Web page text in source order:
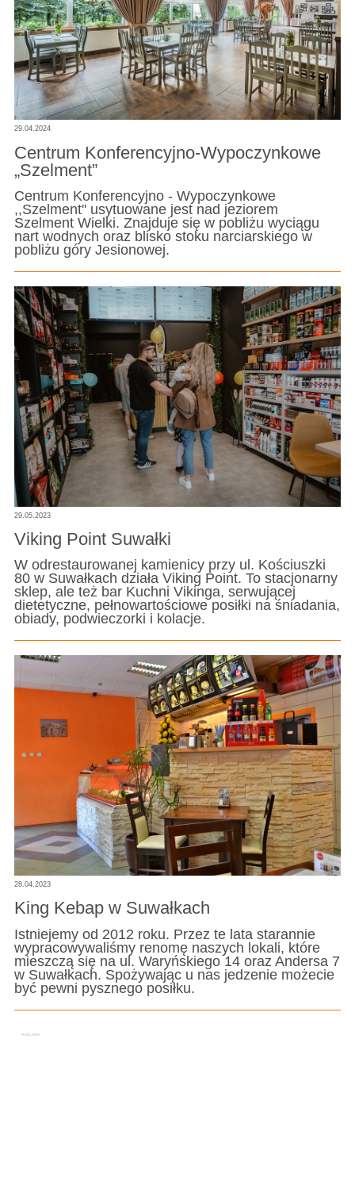
29.04.2024
Centrum Konferencyjno-Wypoczynkowe
„Szelment”
Centrum Konferencyjno - Wypoczynkowe
,,Szelment'' usytuowane jest nad jeziorem
Szelment Wielki. Znajduje się w pobliżu wyciągu
nart wodnych oraz blisko stoku narciarskiego w
pobliżu góry Jesionowej.
29.05.2023
Viking Point Suwałki
W odrestaurowanej kamienicy przy ul. Kościuszki
80 w Suwałkach działa Viking Point. To stacjonarny
sklep, ale też bar Kuchni Vikinga, serwującej
dietetyczne, pełnowartościowe posiłki na śniadania,
obiady, podwieczorki i kolacje.
28.04.2023
King Kebap w Suwałkach
Istniejemy od 2012 roku. Przez te lata starannie
wypracowywaliśmy renomę naszych lokali, które
mieszczą się na ul. Waryńskiego 14 oraz Andersa 7
w Suwałkach. Spożywając u nas jedzenie możecie
być pewni pysznego posiłku.